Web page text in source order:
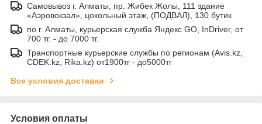
Самовывоз г. Алматы, пр. Жибек Жолы, 111 здание
«Аэровокзал», цокольный этаж, (ПОДВАЛ), 130 бутик
по г. Алматы, курьерская служба Яндекс GO, InDriver, от
700 тг. - до 7000 тг.
Транспортные курьерские службы по регионам (Avis.kz,
CDEK.kz, Rika.kz) от1900тг - до5000тг
Все условия доставки
Условия оплаты